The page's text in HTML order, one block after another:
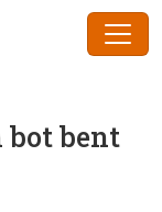
bot bent